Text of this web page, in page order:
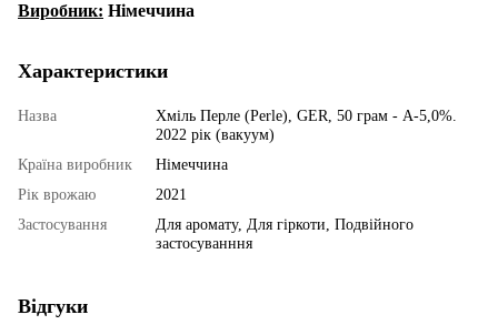
Виробник: Німеччина
Характеристики
Назва
Хміль Перле (Perle), GER, 50 грам - А-5,0%.
2022 рік (вакуум)
Країна виробник
Німеччина
Рік врожаю
2021
Застосування
Для аромату, Для гіркоти, Подвійного
застосуванння
Відгуки